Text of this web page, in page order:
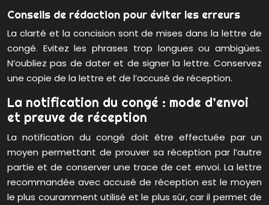
Conseils de rédaction pour éviter les erreurs
La clarté et la concision sont de mises dans la lettre de
congé. Evitez les phrases trop longues ou ambigües.
N’oubliez pas de dater et de signer la lettre. Conservez
une copie de la lettre et de l’accusé de réception.
La notification du congé : mode d’envoi
et preuve de réception
La notification du congé doit être effectuée par un
moyen permettant de prouver sa réception par l’autre
partie et de conserver une trace de cet envoi. La lettre
recommandée avec accusé de réception est le moyen
le plus couramment utilisé et le plus sûr, car il permet de